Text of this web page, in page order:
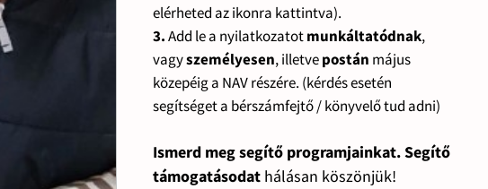
elérheted az ikonra kattintva).
3.Add le a nyilatkozatotmunkáltatódnak,
vagyszemélyesen, illetvepostán május
közepéig a NAV részére. (kérdés esetén
segítséget a bérszámfejtő / könyvelő tud adni)
Ismerd meg segítő programjainkat. Segítő
támogatásodat hálásan köszönjük!